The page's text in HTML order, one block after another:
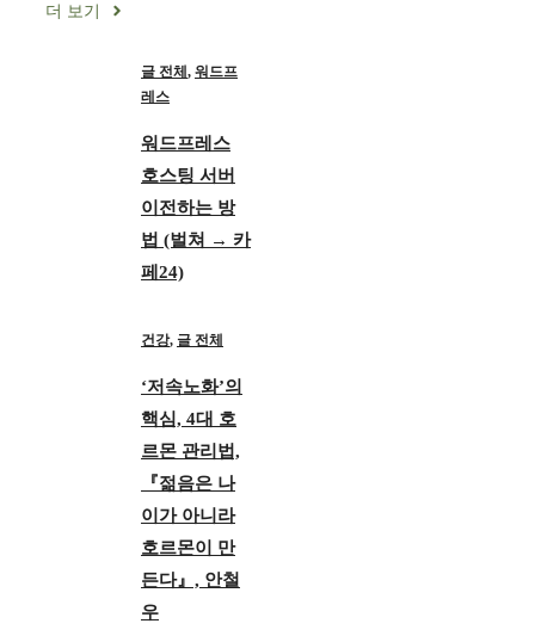
더 보기
글 전체, 워드프
레스
워드프레스
호스팅 서버
이전하는 방
법 (벌쳐 → 카
페24)
건강, 글 전체
‘저속노화’의
핵심, 4대 호
르몬 관리법,
『젊음은 나
이가 아니라
호르몬이 만
든다』, 안철
우